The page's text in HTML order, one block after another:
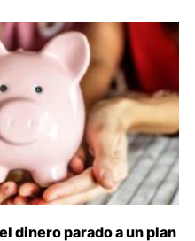
dinero parado a un plan